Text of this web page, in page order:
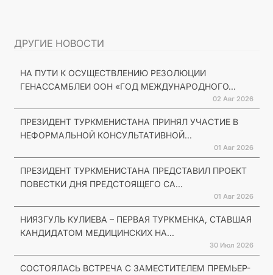
ДРУГИЕ НОВОСТИ
НА ПУТИ К ОСУЩЕСТВЛЕНИЮ РЕЗОЛЮЦИИ
ГЕНАССАМБЛЕИ ООН «ГОД МЕЖДУНАРОДНОГО...
02 Авг 2026
ПРЕЗИДЕНТ ТУРКМЕНИСТАНА ПРИНЯЛ УЧАСТИЕ В
НЕФОРМАЛЬНОЙ КОНСУЛЬТАТИВНОЙ...
01 Авг 2026
ПРЕЗИДЕНТ ТУРКМЕНИСТАНА ПРЕДСТАВИЛ ПРОЕКТ
ПОВЕСТКИ ДНЯ ПРЕДСТОЯЩЕГО СА...
01 Авг 2026
НИЯЗГУЛЬ КУЛИЕВА – ПЕРВАЯ ТУРКМЕНКА, СТАВШАЯ
КАНДИДАТОМ МЕДИЦИНСКИХ НА...
30 Июл 2026
СОСТОЯЛАСЬ ВСТРЕЧА С ЗАМЕСТИТЕЛЕМ ПРЕМЬЕР-